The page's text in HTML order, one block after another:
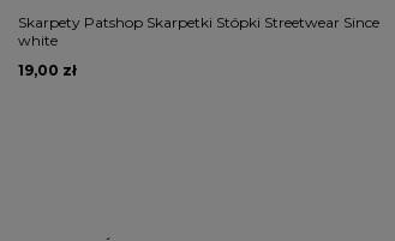
Skarpety Patshop Skarpetki Stópki Streetwear Since
white
19,00 zł